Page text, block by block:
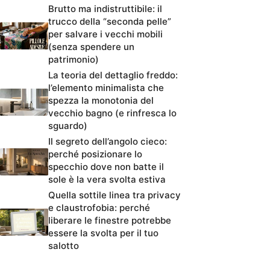
Brutto ma indistruttibile: il
trucco della “seconda pelle”
per salvare i vecchi mobili
(senza spendere un
patrimonio)
La teoria del dettaglio freddo:
l’elemento minimalista che
spezza la monotonia del
vecchio bagno (e rinfresca lo
sguardo)
Il segreto dell’angolo cieco:
perché posizionare lo
specchio dove non batte il
sole è la vera svolta estiva
Quella sottile linea tra privacy
e claustrofobia: perché
liberare le finestre potrebbe
essere la svolta per il tuo
salotto